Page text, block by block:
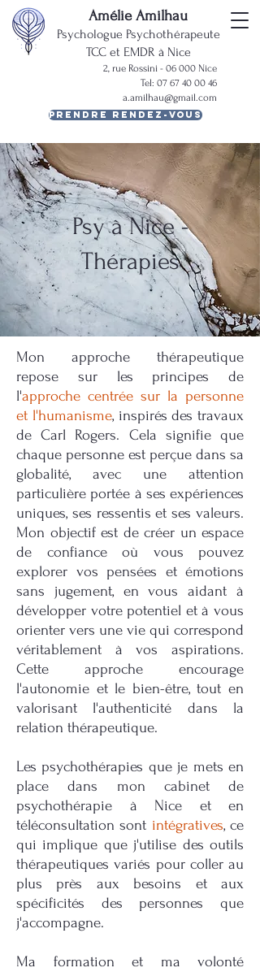
Amélie Amilhau
Psychologue Psychothérapeute
TCC et EMDR à Nice
2, rue Rossini - 06 000 Nice
Tel: 07 67 40 00 46
a.amilhau@gmail.com
Prendre rendez-vous
Psy à Nice -
Thérapies
Mon approche thérapeutique
repose sur les principes de
l'approche centrée sur la personne
et l'humanisme, inspirés des travaux
de Carl Rogers. Cela signifie que
chaque personne est perçue dans sa
globalité, avec une attention
particulière portée à ses expériences
uniques, ses ressentis et ses valeurs.
Mon objectif est de créer un espace
de confiance où vous pouvez
explorer vos pensées et émotions
sans jugement, en vous aidant à
développer votre potentiel et à vous
orienter vers une vie qui correspond
véritablement à vos aspirations.
Cette approche encourage
l'autonomie et le bien-être, tout en
valorisant l'authenticité dans la
relation thérapeutique.
Les psychothérapies que je mets en
place dans mon cabinet de
psychothérapie à Nice et en
téléconsultation sont intégratives, ce
qui implique que j'utilise des outils
thérapeutiques variés pour coller au
plus près aux besoins et aux
spécificités des personnes que
j'accompagne.
Ma formation et ma volonté